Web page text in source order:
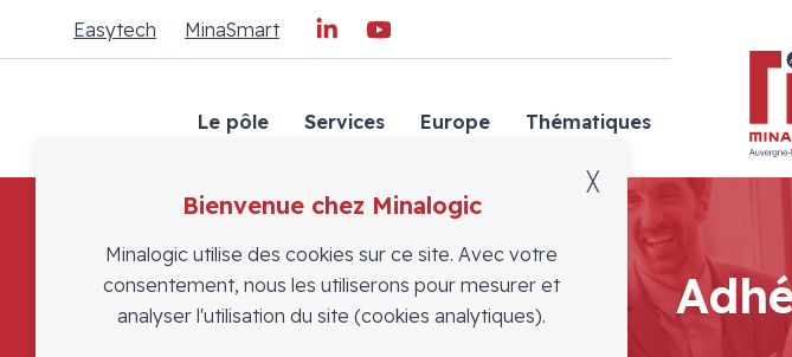
Easytech MinaSmart
Le pôle Services Europe Thématiques
Bienvenue chez Minalogic
Minalogic utilise des cookies sur ce site. Avec votre
consentement, nous les utiliserons pour mesurer et
analyser l'utilisation du site (cookies analytiques).
╳